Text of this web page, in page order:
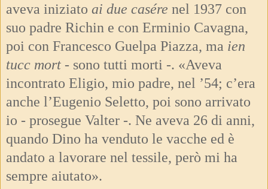
aveva iniziato ai due casére nel 1937 con
suo padre Richin e con Erminio Cavagna,
poi con Francesco Guelpa Piazza, ma ien
tucc mort - sono tutti morti -. «Aveva
incontrato Eligio, mio padre, nel ’54; c’era
anche l’Eugenio Seletto, poi sono arrivato
io - prosegue Valter -. Ne aveva 26 di anni,
quando Dino ha venduto le vacche ed è
andato a lavorare nel tessile, però mi ha
sempre aiutato».